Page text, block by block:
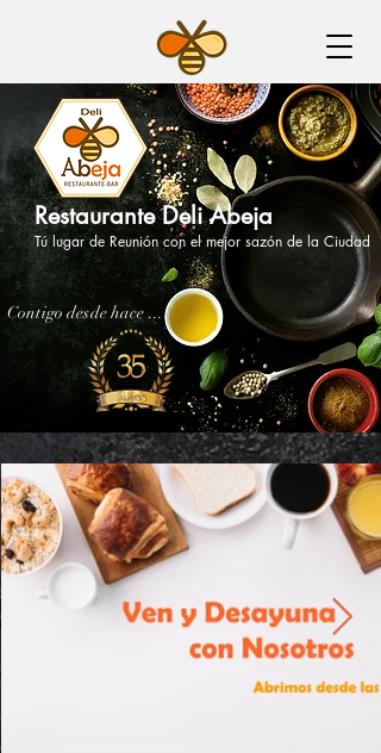
Restaurante Deli Abeja
Tú lugar de Reunión con el mejor sazón de la Ciudad
Contigo desde hace ...